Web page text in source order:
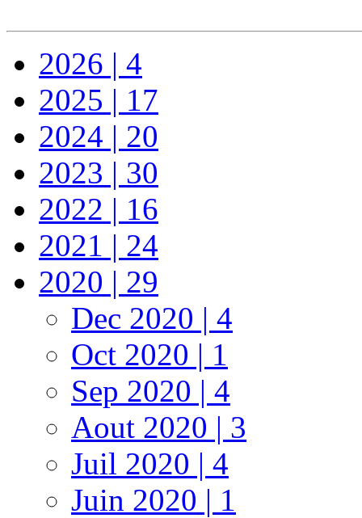
2026 | 4
2025 | 17
2024 | 20
2023 | 30
2022 | 16
2021 | 24
2020 | 29
Dec 2020 | 4
Oct 2020 | 1
Sep 2020 | 4
Aout 2020 | 3
Juil 2020 | 4
Juin 2020 | 1